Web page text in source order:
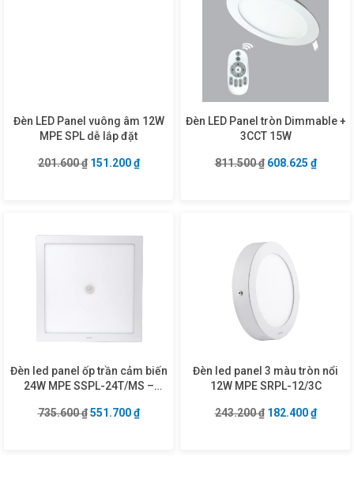
Đèn LED Panel vuông âm 12W
MPE SPL dễ lắp đặt
201.600₫ Giá gốc là: 201.600 ₫.
151.200₫Giá hiện tại là: 151.200 ₫.
Đèn LED Panel tròn Dimmable +
3CCT 15W
811.500₫ Giá gốc là:
608.625 ₫Giá
Đèn led panel ốp trần cảm biến
24W MPE SSPL-24T/MS –
735.600₫ Giá gốc là: 735.600 ₫.
551.700₫Giá hiện tại là: 551.700 ₫.
Đèn led panel 3 màu tròn nổi
12W MPE SRPL-12/3C
243.200₫ Giá gốc là:
182.400₫Giá